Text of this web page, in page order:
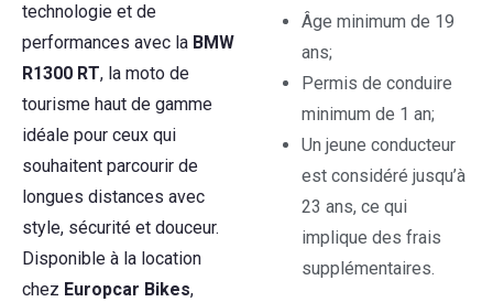
technologie et de
performances avec la BMW
R1300 RT, la moto de
tourisme haut de gamme
idéale pour ceux qui
souhaitent parcourir de
longues distances avec
style, sécurité et douceur.
Disponible à la location
chez Europcar Bikes,
Âge minimum de 19
ans;
Permis de conduire
minimum de 1 an;
Un jeune conducteur
est considéré jusqu’à
23 ans, ce qui
implique des frais
supplémentaires.